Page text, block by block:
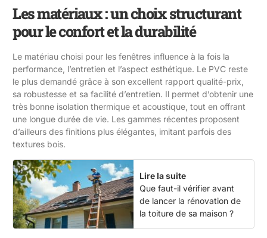
Les matériaux : un choix structurant
pour le confort et la durabilité
Le matériau choisi pour les fenêtres influence à la fois la
performance, l’entretien et l’aspect esthétique. Le PVC reste
le plus demandé grâce à son excellent rapport qualité-prix,
sa robustesse et sa facilité d’entretien. Il permet d’obtenir une
très bonne isolation thermique et acoustique, tout en offrant
une longue durée de vie. Les gammes récentes proposent
d’ailleurs des finitions plus élégantes, imitant parfois des
textures bois.
Lire la suite
Que faut-il vérifier avant
de lancer la rénovation de
la toiture de sa maison ?